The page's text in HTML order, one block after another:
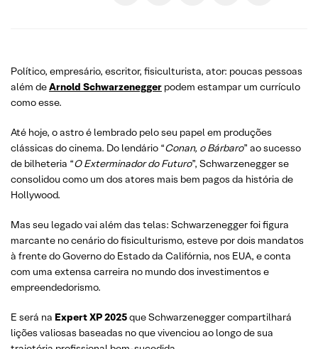
Político, empresário, escritor, fisiculturista, ator: poucas pessoas
além deArnold Schwarzenegger podem estampar um currículo
como esse.
Até hoje, o astro é lembrado pelo seu papel em produções
clássicas do cinema. Do lendário “Conan, o Bárbaro” ao sucesso
de bilheteria “O Exterminador do Futuro”, Schwarzenegger se
consolidou como um dos atores mais bem pagos da história de
Hollywood.
Mas seu legado vai além das telas: Schwarzenegger foi figura
marcante no cenário do fisiculturismo, esteve por dois mandatos
à frente do Governo do Estado da Califórnia, nos EUA, e conta
com uma extensa carreira no mundo dos investimentos e
empreendedorismo.
E será na Expert XP 2025que Schwarzenegger compartilhará
lições valiosas baseadas no que vivenciou ao longo de sua